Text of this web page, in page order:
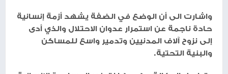
واشارت الى أن الوضع في الضفة يشهد أزمة إنسانية
حادة ناجمة عن استمرار عدوان الاحتلال والذي أدى
إلى نزوح آلاف المدنيين وتدمير واسع للمساكن
والبنية التحتية.